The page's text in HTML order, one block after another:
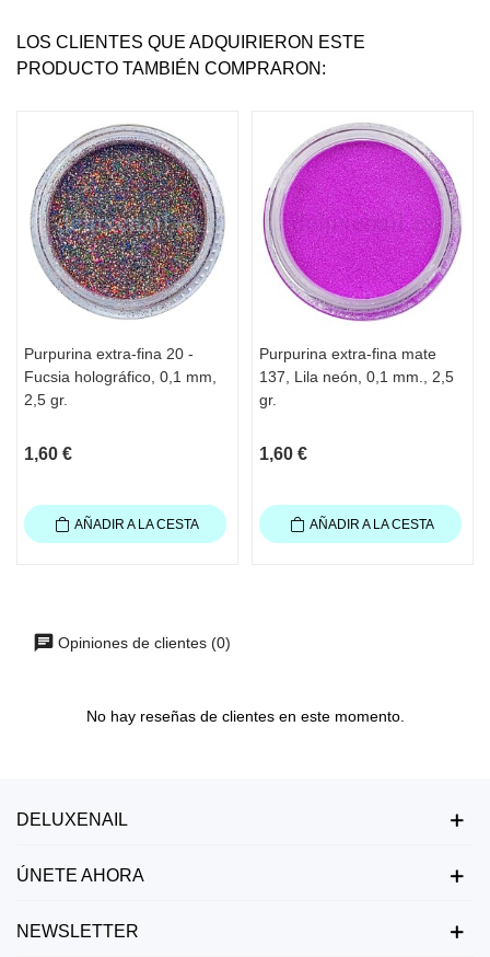
LOS CLIENTES QUE ADQUIRIERON ESTE
PRODUCTO TAMBIÉN COMPRARON:
Purpurina extra-fina 20 -
Fucsia holográfico, 0,1 mm,
2,5 gr.
1,60 €
AÑADIR A LA CESTA
Purpurina extra-fina mate
137, Lila neón, 0,1 mm., 2,5
gr.
1,60 €
AÑADIR A LA CESTA
Opiniones de clientes (0)
No hay reseñas de clientes en este momento.
DELUXENAIL
ÚNETE AHORA
NEWSLETTER